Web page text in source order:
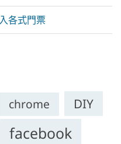
各式門票
chrome
DIY
facebook